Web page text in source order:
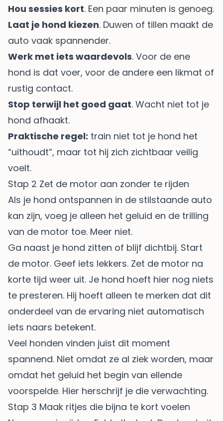
Hou sessies kort. Een paar minuten is genoeg.
Laat je hond kiezen. Duwen of tillen maakt de
auto vaak spannender.
Werk met iets waardevols. Voor de ene
hond is dat voer, voor de andere een likmat of
rustig contact.
Stop terwijl het goed gaat. Wacht niet tot je
hond afhaakt.
Praktische regel: train niet tot je hond het
“uithoudt”, maar tot hij zich zichtbaar veilig
voelt.
Stap 2 Zet de motor aan zonder te rijden
Als je hond ontspannen in de stilstaande auto
kan zijn, voeg je alleen het geluid en de trilling
van de motor toe. Meer niet.
Ga naast je hond zitten of blijf dichtbij. Start
de motor. Geef iets lekkers. Zet de motor na
korte tijd weer uit. Je hond hoeft hier nog niets
te presteren. Hij hoeft alleen te merken dat dit
onderdeel van de ervaring niet automatisch
iets naars betekent.
Veel honden vinden juist dit moment
spannend. Niet omdat ze al ziek worden, maar
omdat het geluid het begin van ellende
voorspelde. Hier herschrijf je die verwachting.
Stap 3 Maak ritjes die bijna te kort voelen